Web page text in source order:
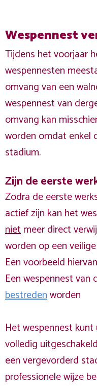
Wespennest
Tijdens het voorjaar
wespennesten
omvang van een
wespennest van
omvang kan
worden omdat enkel
stadium.
Zijn de eerste
Zodra de eerste
actief zijn kan het
nietmeer direct
worden op een
Een voorbeeld
Een wespennest
bestredenworden
Het wespennest kunt
volledig
een vergevorderd
professionele wijze